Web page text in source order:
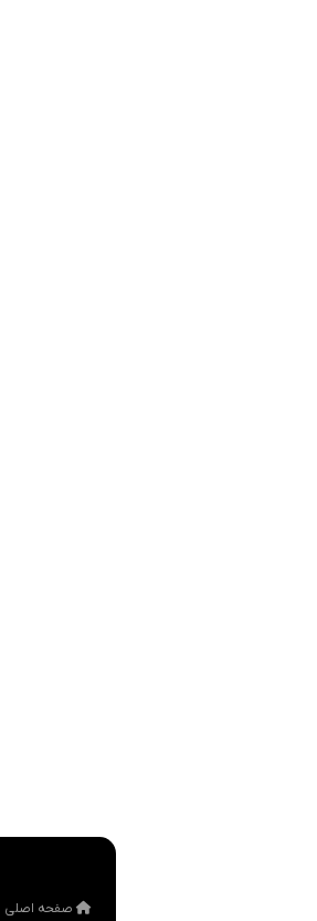
صفحه اصلی